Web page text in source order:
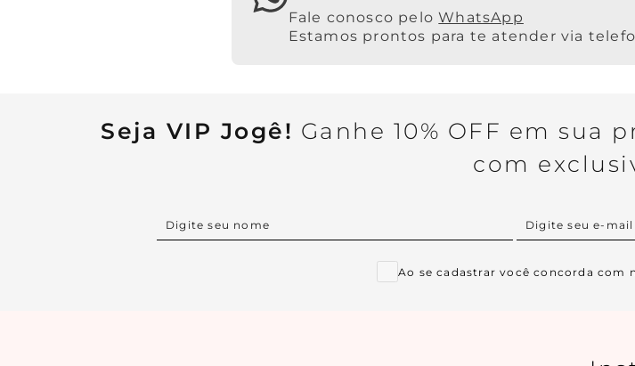
WhatsApp
Estamos prontos para te atender via
Seja VIP Jogê! Ganhe 10% OFF em sua
com
Ao se cadastrar você concorda com